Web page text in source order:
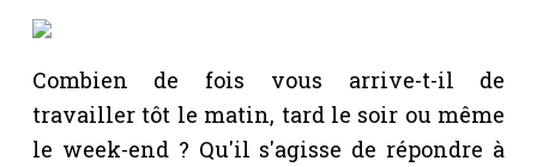
Combien de fois vous arrive-t-il de
travailler tôt le matin, tard le soir ou même
le week-end ? Qu'il s'agisse de répondre à